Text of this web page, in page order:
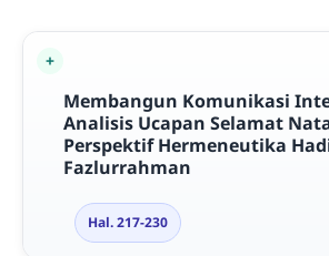
Membangun Komunikasi
Analisis Ucapan Selamat
Perspektif Hermeneutika
Fazlurrahman
Hal. 217-230